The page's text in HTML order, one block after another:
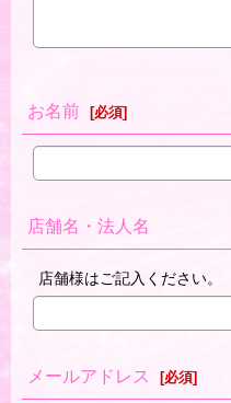
お名前 [必須]
店舗名・法人名
店舗様はご記入ください。
メールアドレス [必須]